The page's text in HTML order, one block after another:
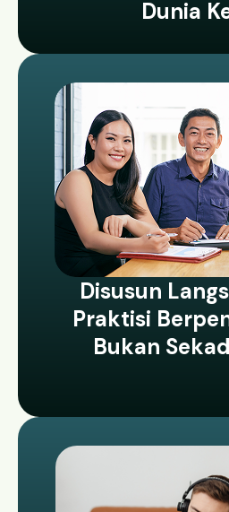
Dunia
Disusun
Praktisi
Bukan